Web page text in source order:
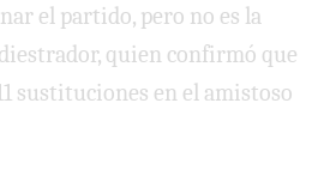
el partido, pero no es la
quien confirmó que
sustituciones en el amistoso